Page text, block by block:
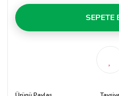
SEPETE